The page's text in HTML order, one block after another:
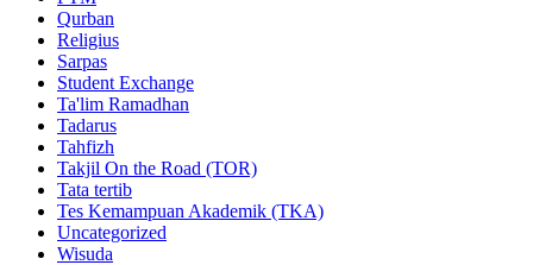
Qurban
Religius
Sarpas
Student Exchange
Ta'lim Ramadhan
Tadarus
Tahfizh
Takjil On the Road (TOR)
Tata tertib
Tes Kemampuan Akademik (TKA)
Uncategorized
Wisuda